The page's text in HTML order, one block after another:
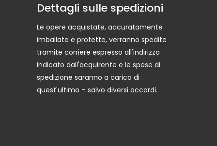
Dettagli sulle spedizioni
Le opere acquistate, accuratamente
imballate e protette, verranno spedite
tramite corriere espresso all'indirizzo
indicato dall'acquirente e le spese di
spedizione saranno a carico di
quest'ultimo – salvo diversi accordi.